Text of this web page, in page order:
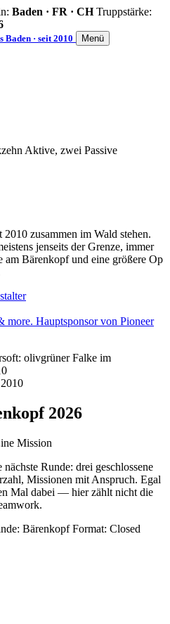
Baden · FR · CH Truppstärke:
Baden · seit 2010 Menü
zehn Aktive, zwei Passive
zusammen im Wald stehen.
jenseits der Grenze, immer
am Bärenkopf und eine größere Op
2026
Mission
Runde: drei geschlossene
Missionen mit Anspruch. Egal
Mal dabei — hier zählt nicht die
Bärenkopf Format: Closed